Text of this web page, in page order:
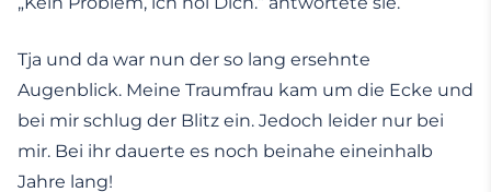
Tja und da war nun der so lang ersehnte
Augenblick. Meine Traumfrau kam um die Ecke und
bei mir schlug der Blitz ein. Jedoch leider nur bei
mir. Bei ihr dauerte es noch beinahe eineinhalb
Jahre lang!